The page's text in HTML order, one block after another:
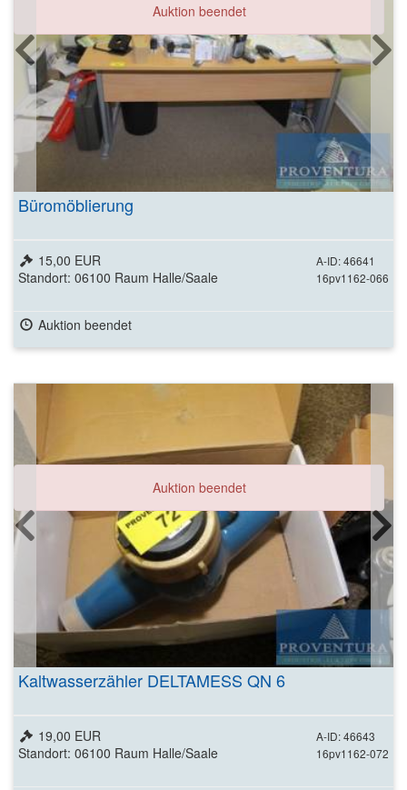
Auktion beendet
Büromöblierung
A-ID: 46641
16pv1162-066
15,00 EUR
Standort: 06100 Raum Halle/Saale
Auktion beendet
Auktion beendet
Kaltwasserzähler DELTAMESS QN 6
A-ID: 46643
16pv1162-072
19,00 EUR
Standort: 06100 Raum Halle/Saale